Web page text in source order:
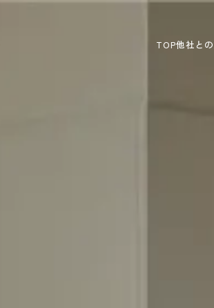
TOP他社と